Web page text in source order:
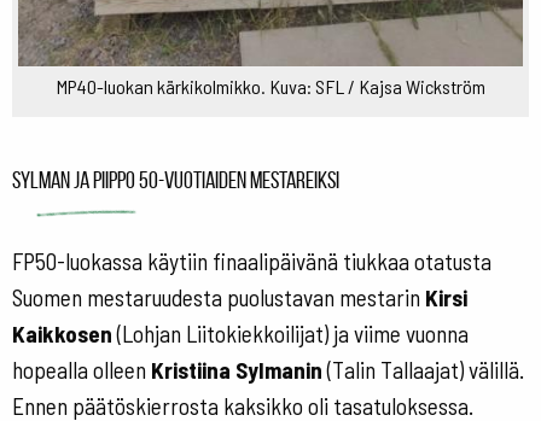
MP40-luokan kärkikolmikko. Kuva: SFL / Kajsa Wickström
Sylman ja Piippo 50-vuotiaiden mestareiksi
FP50-luokassa käytiin finaalipäivänä tiukkaa otatusta
Suomen mestaruudesta puolustavan mestarin Kirsi
Kaikkosen(Lohjan Liitokiekkoilijat) ja viime vuonna
hopealla olleen Kristiina Sylmanin(Talin Tallaajat) välillä.
Ennen päätöskierrosta kaksikko oli tasatuloksessa.